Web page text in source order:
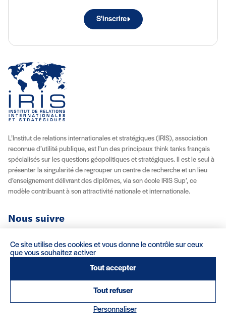
S'inscrire
L’Institut de relations internationales et stratégiques (IRIS), association
reconnue d’utilité publique, est l’un des principaux think tanks français
spécialisés sur les questions géopolitiques et stratégiques. Il est le seul à
présenter la singularité de regrouper un centre de recherche et un lieu
d’enseignement délivrant des diplômes, via son école IRIS Sup’, ce
modèle contribuant à son attractivité nationale et internationale.
Nous suivre
YoutubeInstagramFacebookX (Twitter)
LinkedinFlux RSS
À propos
Recrutement Locations Contact
(nouvelle fenêtre)
Ce site utilise des cookies et vous donne le contrôle sur ceux
que vous souhaitez activer
Tout accepter
Tout refuser
Personnaliser